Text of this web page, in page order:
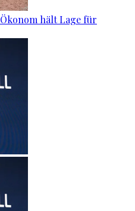
hält Lage für